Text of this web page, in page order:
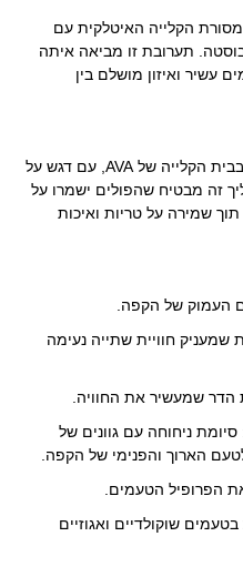
הקלייה האיטלקית עם
תערובת זו מביאה איתה
עשיר ואיזון מושלם בין
תהליך קלייה: התערובת נקלית טרי בבית הקלייה של AVA, עם דגש על
זה מבטיח שהפולים ישמרו על
שמירה על טריות ואיכות
העמוק של הקפה.
שמעניק חוויית שתייה נעימה
הדר שמעשיר את החוויה.
ניחוחה עם גוונים של
הארוך והפנימי של הקפה.
הפרופיל הטעמים.
שוקולדיים ואגוזיים